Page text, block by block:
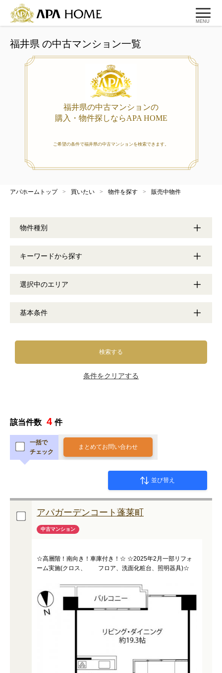
MENU
福井県 の中古マンション一覧
福井県の中古マンションの
購入・物件探しならAPA HOME
ご希望の条件で福井県の中古マンションを検索できます。
アパホームトップ > 買いたい > 物件を探す > 販売中物件
物件種別
キーワードから探す
選択中のエリア
基本条件
検索する
条件をクリアする
該当件数 4 件
一括で
チェック
まとめてお問い合わせ
並び替え
アパガーデンコート蓬莱町
中古マンション
☆高層階！南向き！車庫付き！☆ ☆2025年2月一部リフォ
ーム実施(クロス、 フロア、洗面化粧台、照明器具)☆